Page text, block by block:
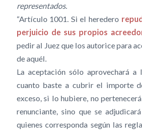
representados.
“Artículo 1001. Si el heredero
perjuicio de sus propios
pedir al Juez que los autorice para
de aquél.
La aceptación sólo aprovechará a
cuanto baste a cubrir el importe
exceso, si lo hubiere, no
renunciante, sino que se
quienes corresponda según las